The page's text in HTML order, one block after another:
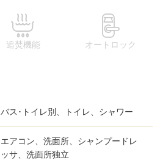
追焚機能 オートロック
バス･トイレ別、トイレ、シャワー
エアコン、洗面所、シャンプードレ
ッサ、洗面所独立